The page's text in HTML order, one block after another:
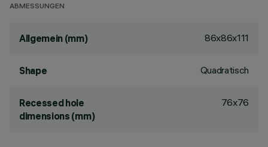
ABMESSUNGEN
Allgemein (mm) 86x86x111
Shape Quadratisch
Recessed hole
dimensions (mm)
76x76